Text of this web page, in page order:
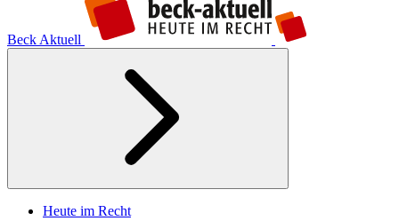
Beck Aktuell
Heute im Recht